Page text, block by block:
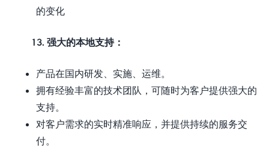
的变化
13. 强大的本地支持：
产品在国内研发、实施、运维。
拥有经验丰富的技术团队，可随时为客户提供强大的
支持。
对客户需求的实时精准响应，并提供持续的服务交
付。